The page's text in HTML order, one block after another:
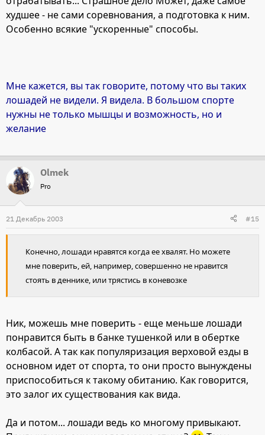
худшее - не сами соревнования, а подготовка к ним.
Особенно всякие "ускоренные" способы.
Мне кажется, вы так говорите, потому что вы таких
лошадей не видели. Я видела. В большом спорте
нужны не только мышцы и возможность, но и
желание
Olmek
Pro
21 Декабрь 2003 #15
Конечно, лошади нравятся когда ее хвалят. Но можете
мне поверить, ей, например, совершенно не нравится
стоять в деннике, или трястись в коневозке
Ник, можешь мне поверить - еще меньше лошади
понравится быть в банке тушенкой или в обертке
колбасой. А так как популяризация верховой езды в
основном идет от спорта, то они просто вынуждены
приспособиться к такому обитанию. Как говорится,
это залог их существования как вида.
Да и потом... лошади ведь ко многому привыкают.